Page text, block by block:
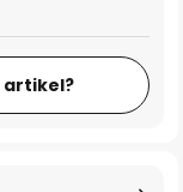
artikel?